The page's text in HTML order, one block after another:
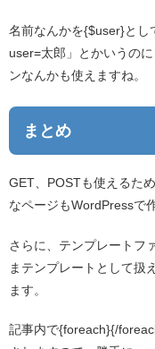
名前なんかを{$user}と
user=太郎」とかいうの
ンなんかも使えますね。
まとめ
GET、POSTも使えるた
なページもWordPressで
さらに、テンプレートフ
まテンプレートとして扱
ます。
記事内で{foreach}{/